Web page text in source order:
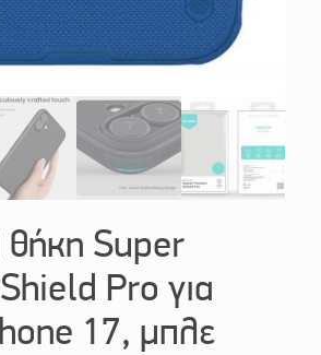
Super
Pro για
17, μπλε